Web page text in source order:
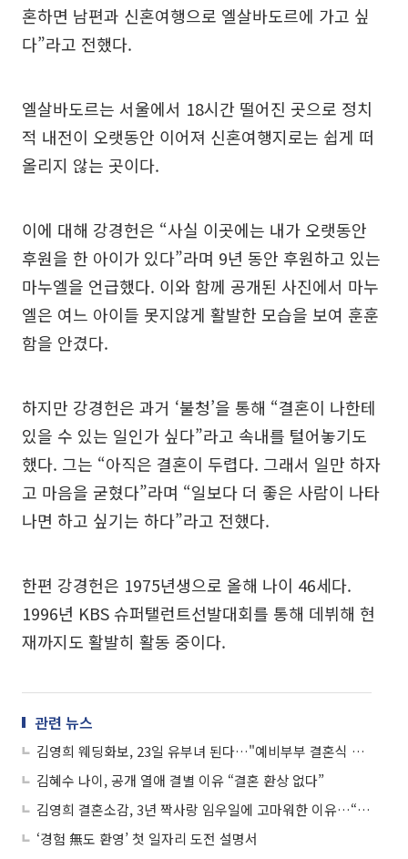
혼하면 남편과 신혼여행으로 엘살바도르에 가고 싶
다”라고 전했다.
엘살바도르는 서울에서 18시간 떨어진 곳으로 정치
적 내전이 오랫동안 이어져 신혼여행지로는 쉽게 떠
올리지 않는 곳이다.
이에 대해 강경헌은 “사실 이곳에는 내가 오랫동안
후원을 한 아이가 있다”라며 9년 동안 후원하고 있는
마누엘을 언급했다. 이와 함께 공개된 사진에서 마누
엘은 여느 아이들 못지않게 활발한 모습을 보여 훈훈
함을 안겼다.
하지만 강경헌은 과거 ‘불청’을 통해 “결혼이 나한테
있을 수 있는 일인가 싶다”라고 속내를 털어놓기도
했다. 그는 “아직은 결혼이 두렵다. 그래서 일만 하자
고 마음을 굳혔다”라며 “일보다 더 좋은 사람이 나타
나면 하고 싶기는 하다”라고 전했다.
한편 강경헌은 1975년생으로 올해 나이 46세다.
1996년 KBS 슈퍼탤런트선발대회를 통해 데뷔해 현
재까지도 활발히 활동 중이다.
관련 뉴스
김영희 웨딩화보, 23일 유부녀 된다…"예비부부 결혼식 사회 볼 것"
김혜수 나이, 공개 열애 결별 이유 “결혼 환상 없다”
김영희 결혼소감, 3년 짝사랑 임우일에 고마워한 이유…“덕분에 만났다”
‘경험 無도 환영’ 첫 일자리 도전 설명서